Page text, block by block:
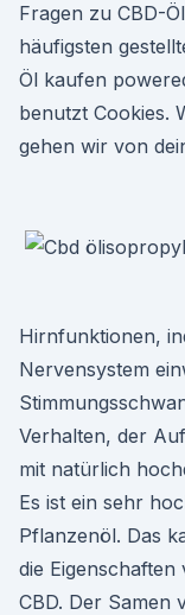
Fragen zu CBD-
häufigsten
Öl kaufen
benutzt Cookies.
gehen wir von
Hirnfunktionen,
Nervensystem
Verhalten, der
mit natürlich
Es ist ein sehr
Pflanzenöl. Das
die
CBD. Der Samen